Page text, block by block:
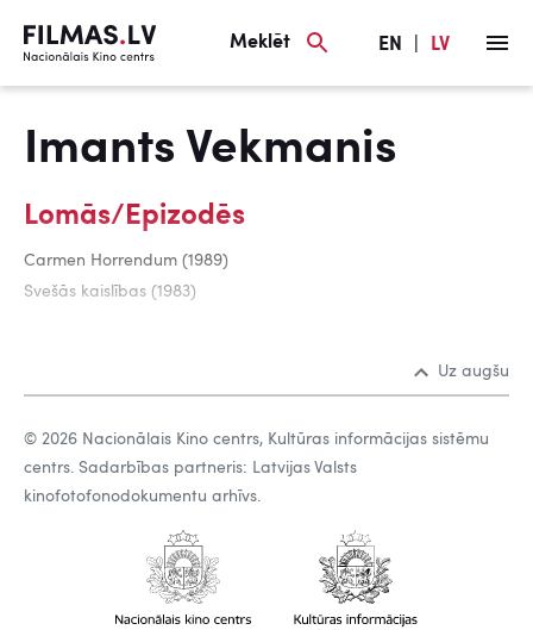
Meklēt EN LV
Imants Vekmanis
Lomās/Epizodēs
Carmen Horrendum (1989)
Svešās kaislības (1983)
Uz augšu
© 2026 Nacionālais Kino centrs, Kultūras informācijas sistēmu
centrs. Sadarbības partneris: Latvijas Valsts
kinofotofonodokumentu arhīvs.